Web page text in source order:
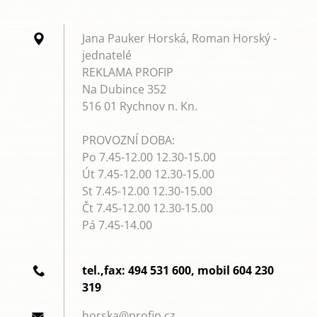
Jana Pauker Horská, Roman Horský -
jednatelé
REKLAMA PROFIP
Na Dubince 352
516 01 Rychnov n. Kn.
PROVOZNÍ DOBA:
Po 7.45-12.00 12.30-15.00
Út 7.45-12.00 12.30-15.00
St 7.45-12.00 12.30-15.00
Čt 7.45-12.00 12.30-15.00
Pá 7.45-14.00
tel.,fax: 494 531 600, mobil 604 230
319